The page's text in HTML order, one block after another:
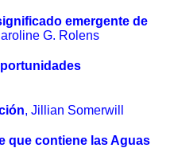
emergente de
G. Rolens
, Jillian Somerwill
que contiene las Aguas